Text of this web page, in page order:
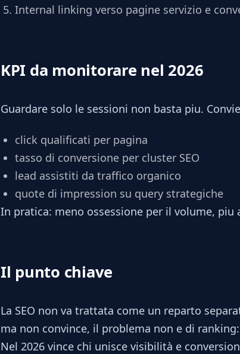
Internal linking verso pagine servizio e
KPI da monitorare nel 2026
Guardare solo le sessioni non basta piu.
click qualificati per pagina
tasso di conversione per cluster SEO
lead assistiti da traffico organico
quote di impression su query strategiche
In pratica: meno ossessione per il volume,
Il punto chiave
La SEO non va trattata come un reparto
ma non convince, il problema non e di
Nel 2026 vince chi unisce visibilità e